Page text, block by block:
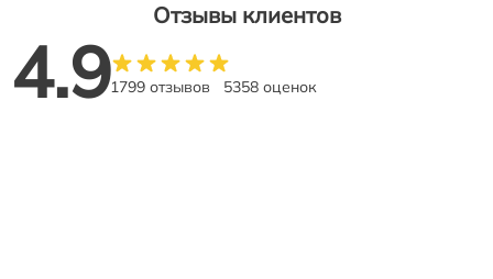
Отзывы клиентов
4.91799 отзывов 5358 оценок